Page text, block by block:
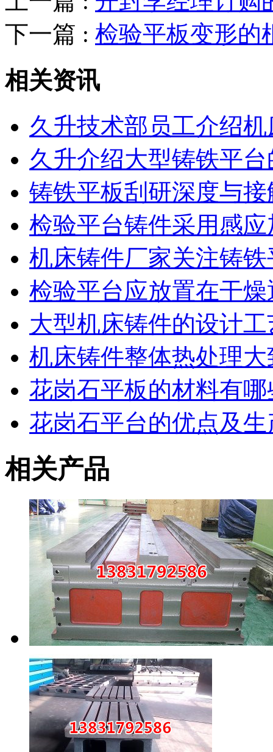
下一篇 : 检验平板变形的
相关资讯
久升技术部员工介绍
久升介绍大型铸铁平
铸铁平板刮研深度与
检验平台铸件采用感
机床铸件厂家关注铸
检验平台应放置在干
大型机床铸件的设计
机床铸件整体热处理
花岗石平板的材料有
花岗石平台的优点及
相关产品